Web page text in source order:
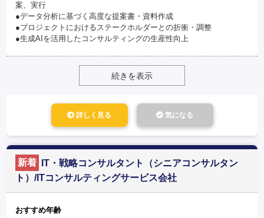
案、実行
●データ分析に基づく高度な提案書・資料作成
●プロジェクトにおけるステークホルダーとの折衝・調整
●生成AIを活用したコンサルティングの生産性向上
続きを表示
詳しく見る 気になる
新着
IT・戦略コンサルタント（シニアコンサルタン
ト）/ITコンサルティングサービス会社
おすすめ年齢